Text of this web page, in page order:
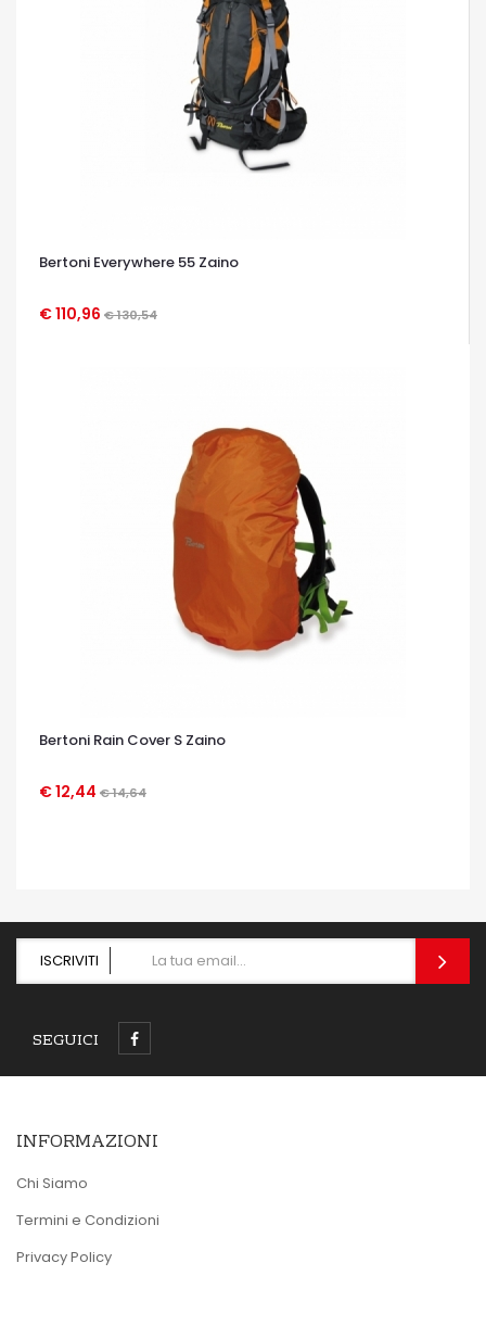
Bertoni Everywhere 55 Zaino
€ 110,96 € 130,54
OCCHIATA VELOCE
Bertoni Rain Cover S Zaino
€ 12,44 € 14,64
OCCHIATA VELOCE
ISCRIVITI
SEGUICI
INFORMAZIONI
Chi Siamo
Termini e Condizioni
Privacy Policy